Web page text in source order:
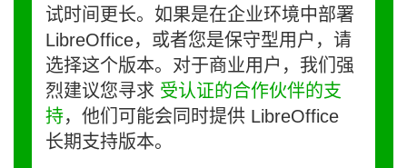
试时间更长。如果是在企业环境中部署
LibreOffice，或者您是保守型用户，请
选择这个版本。对于商业用户，我们强
烈建议您寻求 受认证的合作伙伴的支
持，他们可能会同时提供 LibreOffice
长期支持版本。